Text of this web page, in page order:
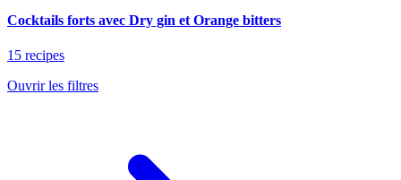
Cocktails forts avec Dry gin et Orange bitters
15 recipes
Ouvrir les filtres